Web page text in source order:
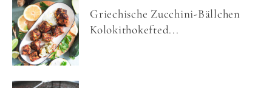
Griechische Zucchini-Bällchen
Kolokithokefted...